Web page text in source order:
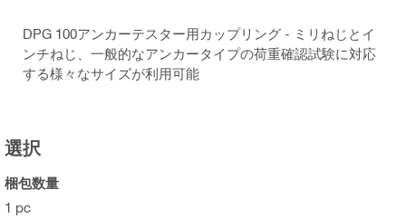
DPG 100アンカーテスター用カップリング - ミリねじとイ
ンチねじ、一般的なアンカータイプの荷重確認試験に対応
する様々なサイズが利用可能
選択
梱包数量
1 pc